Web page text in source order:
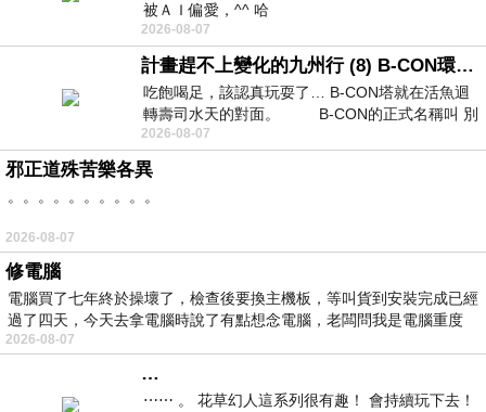
被ＡＩ偏愛，^^ 哈
2026-08-07
計畫趕不上變化的九州行 (8) B-CON環球塔
吃飽喝足，該認真玩耍了… B-CON塔就在活魚迴
轉壽司水天的對面。 B-CON的正式名稱叫 別
2026-08-07
邪正道殊苦樂各異
。。。。。。。。。。
2026-08-07
修電腦
電腦買了七年終於操壞了，檢查後要換主機板，等叫貨到安裝完成已經
過了四天，今天去拿電腦時說了有點想念電腦，老闆問我是電腦重度
2026-08-07
…
⋯⋯ 。 花草幻人這系列很有趣！ 會持續玩下去！